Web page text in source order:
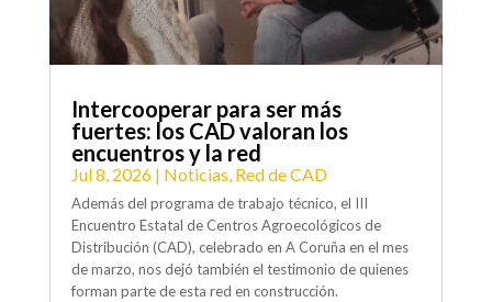
Intercooperar para ser más
fuertes: los CAD valoran los
encuentros y la red
Jul 8, 2026| Noticias, Red de CAD
Además del programa de trabajo técnico, el III
Encuentro Estatal de Centros Agroecológicos de
Distribución (CAD), celebrado en A Coruña en el mes
de marzo, nos dejó también el testimonio de quienes
forman parte de esta red en construcción.